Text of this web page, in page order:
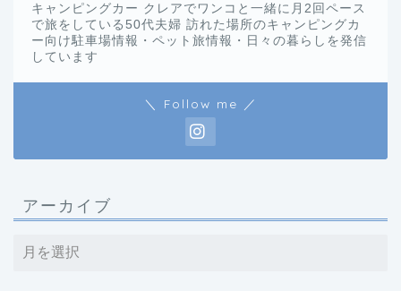
キャンピングカー クレアでワンコと一緒に月2回ペース
で旅をしている50代夫婦 訪れた場所のキャンピングカ
ー向け駐車場情報・ペット旅情報・日々の暮らしを発信
しています
＼ Follow me ／
アーカイブ